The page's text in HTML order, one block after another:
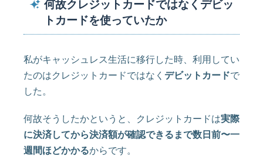
何故クレジットカードではなくデビッ
トカードを使っていたか
私がキャッシュレス生活に移行した時、利用してい
たのはクレジットカードではなく デビットカードで
した。
何故そうしたかというと、クレジットカードは実際
に決済してから決済額が確認できるまで数日前〜一
週間ほどかかるからです。